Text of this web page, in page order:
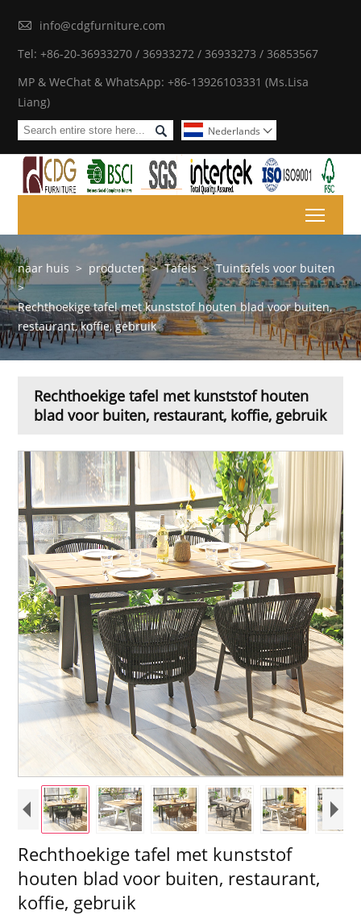

info@cdgfurniture.com
Tel: +86-20-36933270 / 36933272 / 36933273 / 36853567
MP & WeChat & WhatsApp: +86-13926103331 (Ms.Lisa
Liang)
 Nederlands 
naar huis > producten > Tafels > Tuintafels voor buiten
>
Rechthoekige tafel met kunststof houten blad voor buiten,
restaurant, koffie, gebruik
Rechthoekige tafel met kunststof houten
blad voor buiten, restaurant, koffie, gebruik
Rechthoekige tafel met kunststof
houten blad voor buiten, restaurant,
koffie, gebruik